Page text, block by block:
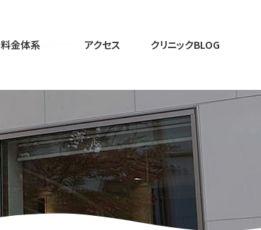
料金体系 アクセス クリニックBLOG